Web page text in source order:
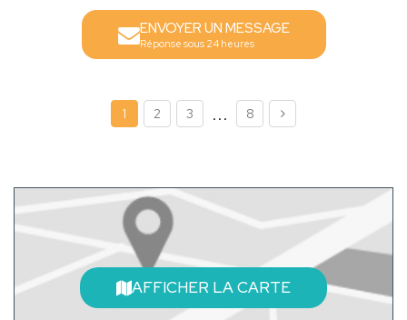
ENVOYER UN MESSAGE
Réponse sous 24 heures
1 2 3 ... 8
AFFICHER LA CARTE